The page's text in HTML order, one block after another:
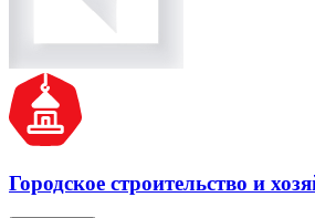
Городское строительство и